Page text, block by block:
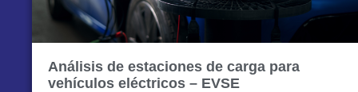
Análisis de estaciones de carga para
vehículos eléctricos – EVSE